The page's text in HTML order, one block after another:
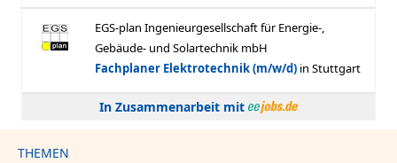
In Zusammenarbeit mit
THEMEN